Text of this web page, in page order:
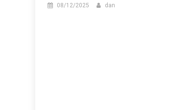
08/12/2025 dan